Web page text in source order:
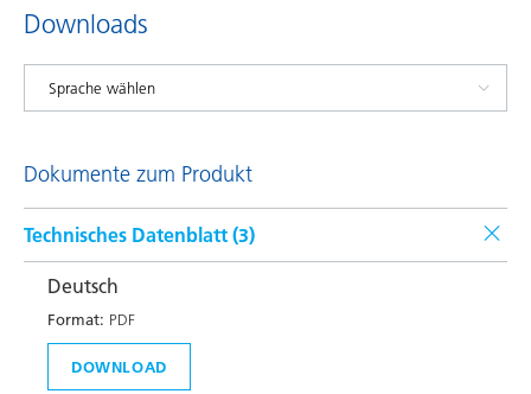
Downloads
Dokumente zum Produkt
Technisches Datenblatt (3)
Deutsch
Format: PDF
DOWNLOAD